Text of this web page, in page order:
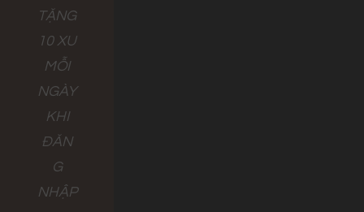
TẶNG
10 XU
MỖI
NGÀY
KHI
ĐĂN
G
NHẬP